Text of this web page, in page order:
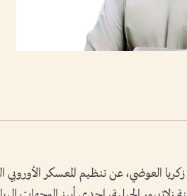
العوضي، عن تنظيم المعسكر